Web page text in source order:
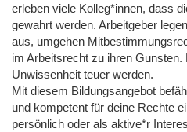
erleben viele Kolleg*innen, dass
gewahrt werden. Arbeitgeber
aus, umgehen
im Arbeitsrecht zu ihren
Unwissenheit teuer werden.
Mit diesem Bildungsangebot
und kompetent für deine Rechte
persönlich oder als aktive*r